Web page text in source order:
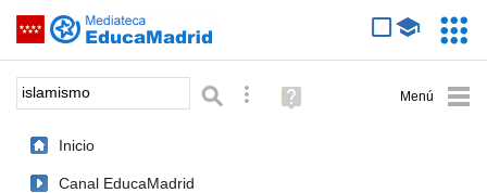
Saltar navegación
Palabra o frase: Búsqueda avanzada
Ayuda
(en
Inicio
Canal EducaMadrid